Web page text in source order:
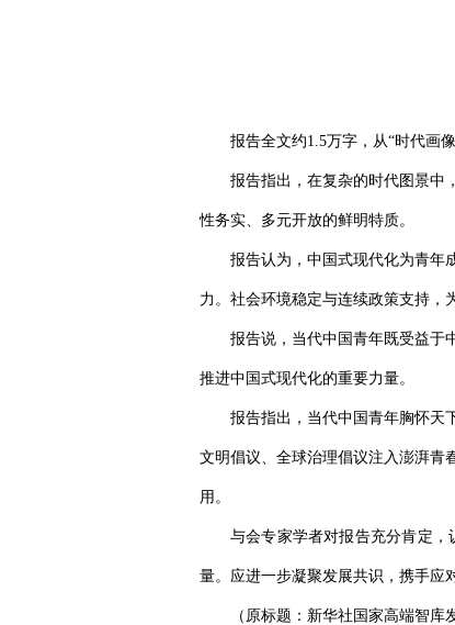
报告全文约1.5万字，从“时代画
报告指出，在复杂的时代图景中
性务实、多元开放的鲜明特质。
报告认为，中国式现代化为青年
力。社会环境稳定与连续政策支持，
报告说，当代中国青年既受益于
推进中国式现代化的重要力量。
报告指出，当代中国青年胸怀天
文明倡议、全球治理倡议注入澎湃青
用。
与会专家学者对报告充分肯定
量。应进一步凝聚发展共识，携手应
（原标题：新华社国家高端智库